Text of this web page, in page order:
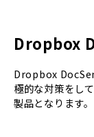
Dropbox
Dropbox
極的な対策をし
製品となります。